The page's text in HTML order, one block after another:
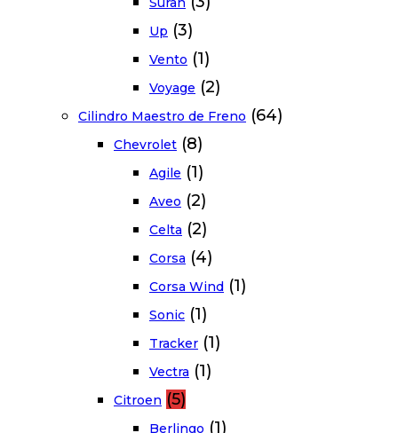
Up (3)
Vento (1)
Voyage (2)
Cilindro Maestro de Freno (64)
Chevrolet (8)
Agile (1)
Aveo (2)
Celta (2)
Corsa (4)
Corsa Wind (1)
Sonic (1)
Tracker (1)
Vectra (1)
Citroen (5)
Berlingo (1)